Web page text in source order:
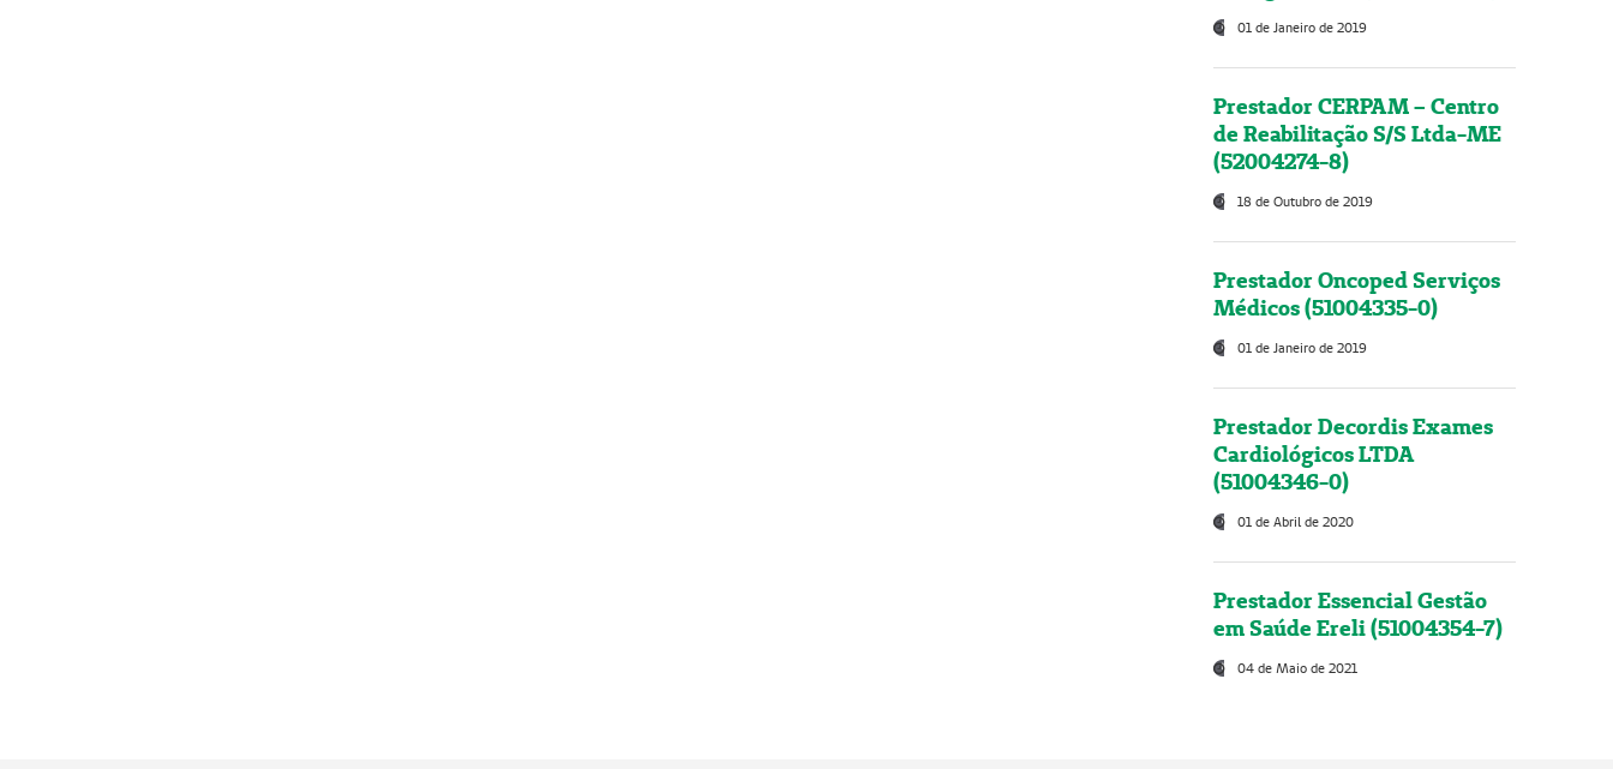
01 de Janeiro de 2019
Prestador CERPAM – Centro
de Reabilitação S/S Ltda-ME
(52004274-8)
18 de Outubro de 2019
Prestador Oncoped Serviços
Médicos (51004335-0)
01 de Janeiro de 2019
Prestador Decordis Exames
Cardiológicos LTDA
(51004346-0)
01 de Abril de 2020
Prestador Essencial Gestão
em Saúde Ereli (51004354-7)
04 de Maio de 2021